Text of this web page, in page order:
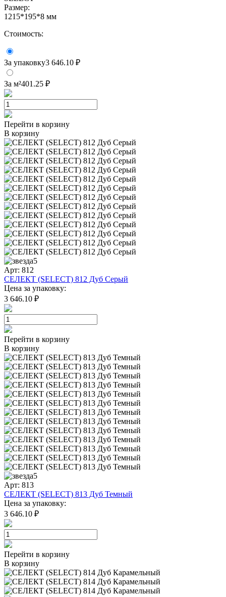
Размер:
1215*195*8 мм
Стоимость:
За упаковку3 646.10 ₽
За м²401.25 ₽
Перейти в корзину
В корзину
5
Арт: 812
СЕЛЕКТ (SELECT) 812 Дуб Серый
Цена за упаковку:
3 646.10 ₽
Перейти в корзину
В корзину
5
Арт: 813
СЕЛЕКТ (SELECT) 813 Дуб Темный
Цена за упаковку:
3 646.10 ₽
Перейти в корзину
В корзину